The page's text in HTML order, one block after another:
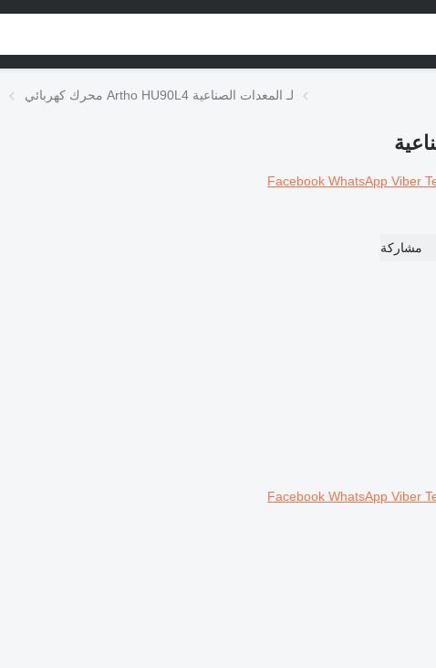
محرك كهربائي Artho HU90L4 لـ المعدات الصناعية
FacebookWhatsAppViber
مشاركة
FacebookWhatsAppViber